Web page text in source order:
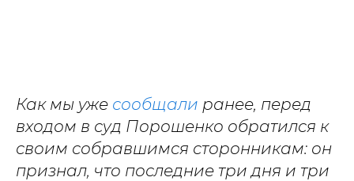
Как мы уже сообщали ранее, перед
входом в суд Порошенко обратился к
своим собравшимся сторонникам: он
признал, что последние три дня и три